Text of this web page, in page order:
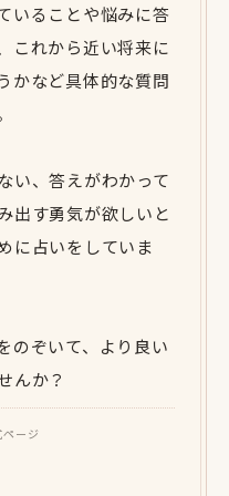
いることや悩みに答
これから近い将来に
かなど具体的な質問
い、答えがわかって
出す勇気が欲しいと
に占いをしていま
のぞいて、より良い
んか？
ージ